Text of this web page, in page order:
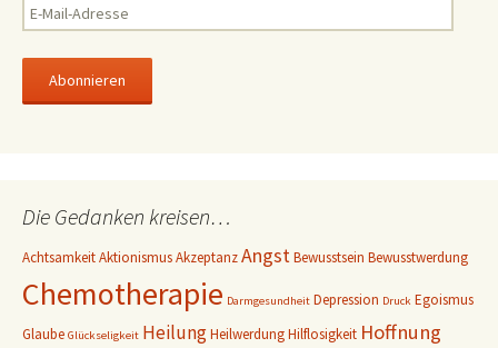
-
i
r
s
s
e
Die Gedanken kreisen…
AchtsamkeitAktionismusAkzeptanzAngst Bewusstsein Bewusstwerdung
Chemotherapie Darmgesundheit Depression Druck Egoismus
Glaube Glückseligkeit HeilungHeilwerdungHilflosigkeit Hoffnung